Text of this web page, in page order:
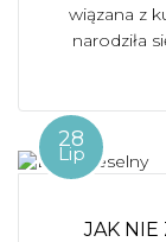
wiązana z
narodziła
28
Lip
JAK NIE